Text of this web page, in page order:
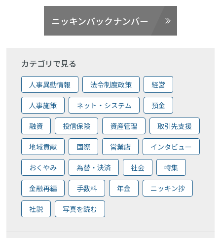
ニッキンバックナンバー
カテゴリで見る
人事異動情報 法令制度政策 経営
人事施策 ネット・システム 預金
融資 投信保険 資産管理 取引先支援
地域貢献 国際 営業店 インタビュー
おくやみ 為替・決済 社会 特集
金融再編 手数料 年金 ニッキン抄
社説 写真を読む